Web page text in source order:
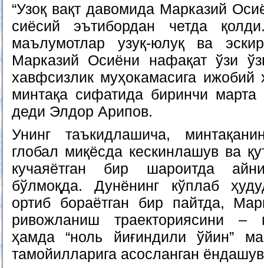
“Узоқ вақт давомида Марказий
сиёсий эътибордан четда
маълумотлар узуқ-юлуқ ва
Марказий Осиёни нафақат ўзи
хавфсизлик муҳокамасига ижобий
минтақа сифатида биринчи марта
деди Элдор Арипов.
Унинг таъкидлашича,
глобал миқёсда кескинлашув ва
кучаяётган бир шароитда
бўлмоқда. Дунёнинг кўплаб
ортиб бораётган бир пайтда,
ривожланиш траекториясини –
ҳамда “ноль йиғиндили ўйин”
тамойилларига асосланган